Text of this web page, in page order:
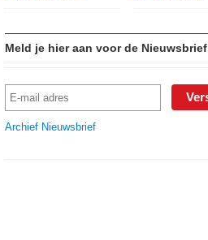
Meld je hier aan voor de Nieuwsbrief
Archief Nieuwsbrief